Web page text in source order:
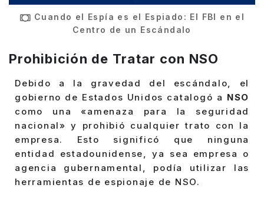
Cuando el Espía es el Espiado: El FBI en el
Centro de un Escándalo
Prohibición de Tratar con NSO
Debido a la gravedad del escándalo, el
gobierno de Estados Unidos catalogó a NSO
como una «amenaza para la seguridad
nacional» y prohibió cualquier trato con la
empresa. Esto significó que ninguna
entidad estadounidense, ya sea empresa o
agencia gubernamental, podía utilizar las
herramientas de espionaje de NSO.